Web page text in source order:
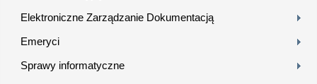
Elektroniczne Zarządzanie Dokumentacją
Emeryci
Sprawy informatyczne